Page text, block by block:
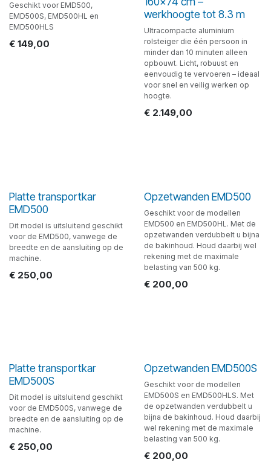
Geschikt voor EMD500,
EMD500S, EMD500HL en
EMD500HLS
€ 149,00
werkhoogte tot 8.3 m
Ultracompacte aluminium
rolsteiger die één persoon in
minder dan 10 minuten alleen
opbouwt. Licht, robuust en
eenvoudig te vervoeren – ideaal
voor snel en veilig werken op
hoogte.
€ 2.149,00
Platte transportkar
EMD500
Dit model is uitsluitend geschikt
voor de EMD500, vanwege de
breedte en de aansluiting op de
machine.
€ 250,00
Opzetwanden EMD500
Geschikt voor de modellen
EMD500 en EMD500HL. Met de
opzetwanden verdubbelt u bijna
de bakinhoud. Houd daarbij wel
rekening met de maximale
belasting van 500 kg.
€ 200,00
Platte transportkar
EMD500S
Dit model is uitsluitend geschikt
voor de EMD500S, vanwege de
breedte en de aansluiting op de
machine.
€ 250,00
Opzetwanden EMD500S
Geschikt voor de modellen
EMD500S en EMD500HLS. Met
de opzetwanden verdubbelt u
bijna de bakinhoud. Houd daarbij
wel rekening met de maximale
belasting van 500 kg.
€ 200,00